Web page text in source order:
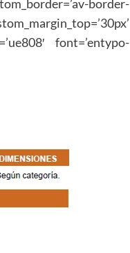
border-
font=’entypo-